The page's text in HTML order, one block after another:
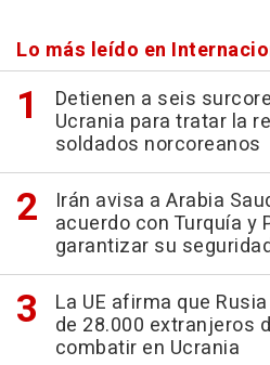
Lo más leído en
Detienen a seis
Ucrania para tratar la
soldados norcoreanos
Irán avisa a Arabia
acuerdo con Turquía y
garantizar su
La UE afirma que
de 28.000 extranjeros
combatir en Ucrania